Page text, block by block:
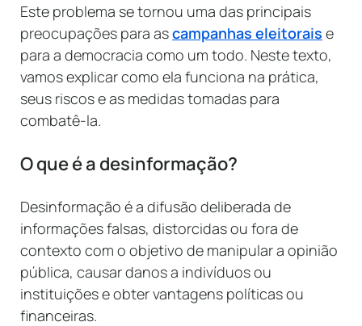
Este problema se tornou uma das principais
preocupações para ascampanhas eleitorais e
para a democracia como um todo. Neste texto,
vamos explicar como ela funciona na prática,
seus riscos e as medidas tomadas para
combatê-la.
O que é a desinformação?
Desinformação é a difusão deliberada de
informações falsas, distorcidas ou fora de
contexto com o objetivo de manipular a opinião
pública, causar danos a indivíduos ou
instituições e obter vantagens políticas ou
financeiras.